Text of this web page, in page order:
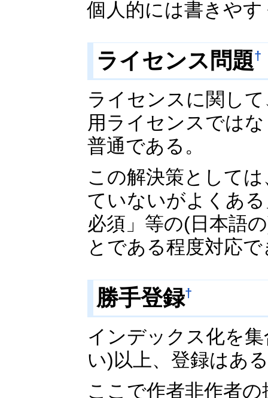
個人的には書きや
ライセンス問題†
ライセンスに関し
用ライセンスでは
普通である。
この解決策として
ていないがよくあ
必須」等の(日本語
とである程度対応
勝手登録†
インデックス化を
い)以上、登録はあ
ここで作者非作者